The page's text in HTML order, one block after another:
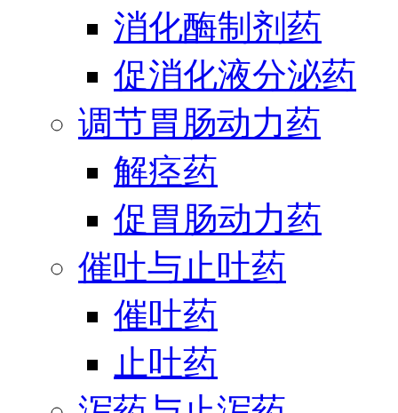
消化酶制剂药
促消化液分泌药
调节胃肠动力药
解痉药
促胃肠动力药
催吐与止吐药
催吐药
止吐药